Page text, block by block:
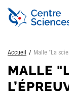
Aller
contenu
Accueil Malle "La
MALLE